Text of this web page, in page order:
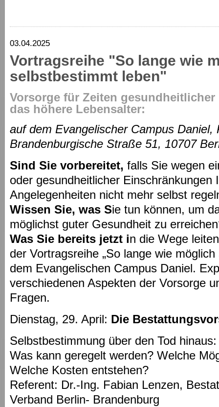
03.04.2025
Vortragsreihe "So lange wie
selbstbestimmt leben"
Vorsorge für Zeiten
das höhere Lebensalter:
auf dem Evangelischer Campus Daniel,
Brandenburgische Straße 51, 10707
Sind Sie vorbereitet, falls Sie wegen
oder gesundheitlicher Einschränkungen
Angelegenheiten nicht mehr selbst
Wissen Sie, was Sie tun können, um
möglichst guter Gesundheit zu
Was Sie bereits jetzt in die Wege
der Vortragsreihe „So lange wie
dem Evangelischen Campus Daniel.
verschiedenen Aspekten der Vorsorge
Fragen.
Dienstag, 29. April: Die
Selbstbestimmung über den Tod
Was kann geregelt werden? Welche
Welche Kosten entstehen?
Referent: Dr.-Ing. Fabian Lenzen,
Verband Berlin- Brandenburg